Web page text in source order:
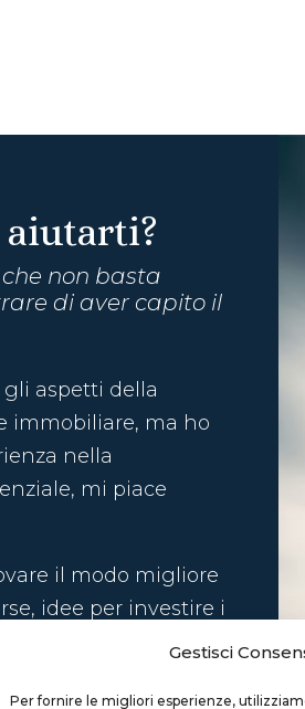
Gestisci
Per fornire le migliori esperienze,
aiutarti?
che non basta
di aver capito il
aspetti della
immobiliare, ma ho
nella
mi piace
il modo migliore
idee per investire i
per realizzare le tue
e per affrontare il